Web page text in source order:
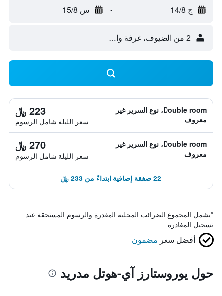
ج 14/8 - س 15/8
2 من الضيوف، غرفة واحدة
Double room، نوع السرير غير
معروف
223 ﷼
سعر الليلة شامل الرسوم
Double room، نوع السرير غير
معروف
270 ﷼
سعر الليلة شامل الرسوم
22 صفقة إضافية ابتداءً من 233 ﷼
*يشمل المجموع الضرائب المحلية المقدرة والرسوم المستحقة عند
تسجيل المغادرة.
أفضل سعر مضمون
حول يوروستارز آي-هوتل مدريد